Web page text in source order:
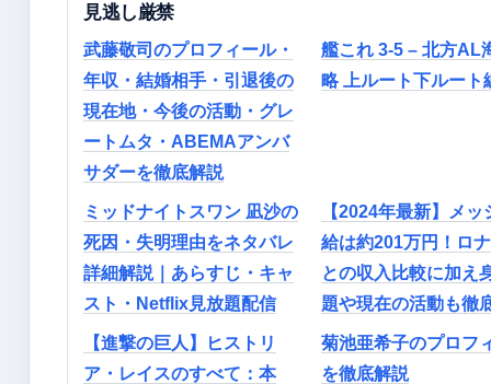
見逃し厳禁
武藤敬司のプロフィール・
年収・結婚相手・引退後の
現在地・今後の活動・グレ
ートムタ・ABEMAアンバ
サダーを徹底解説
艦これ 3-5 – 北方AL
略 上ルート下ルート
ミッドナイトスワン 凪沙の
死因・失明理由をネタバレ
詳細解説｜あらすじ・キャ
スト・Netflix見放題配信
【2024年最新】メッ
給は約201万円！ロ
との収入比較に加え
題や現在の活動も徹
【進撃の巨人】ヒストリ
ア・レイスのすべて：本
菊池亜希子のプロフ
を徹底解説